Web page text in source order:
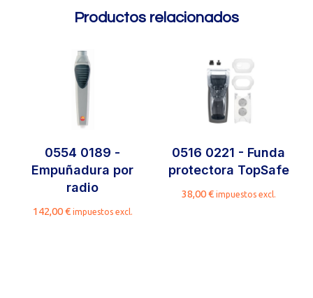
Productos relacionados
0554 0189 -
Empuñadura por
radio
142,00€ impuestos excl.
0516 0221 - Funda
protectora TopSafe
38,00€ impuestos excl.